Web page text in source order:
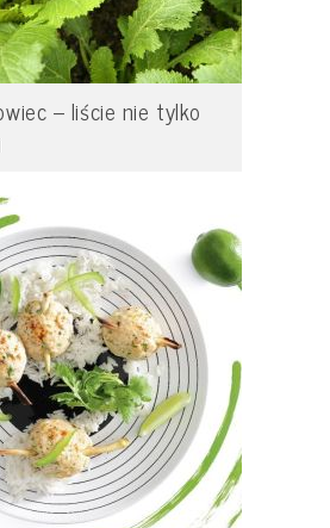
– liście nie tylko